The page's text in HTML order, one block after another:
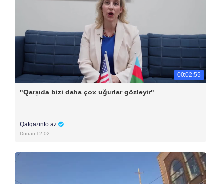
00:02:55
"Qarşıda bizi daha çox uğurlar gözləyir"
Qafqazinfo.az
Dünən 12:02